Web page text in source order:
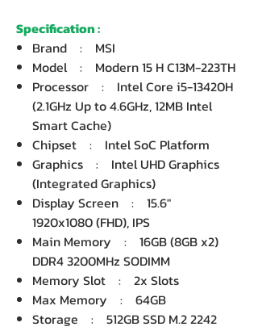
Specification :
Brand : MSI
Model : Modern 15 H C13M-223TH
Processor : Intel Core i5-13420H
(2.1GHz Up to 4.6GHz, 12MB Intel
Smart Cache)
Chipset : Intel SoC Platform
Graphics : Intel UHD Graphics
(Integrated Graphics)
Display Screen : 15.6"
1920x1080 (FHD), IPS
Main Memory : 16GB (8GB x2)
DDR4 3200MHz SODIMM
Memory Slot : 2x Slots
Max Memory : 64GB
Storage : 512GB SSD M.2 2242